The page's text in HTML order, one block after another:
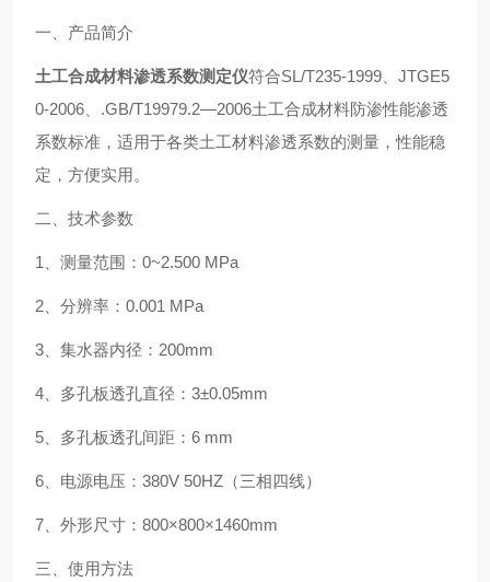
一、产品简介
土工合成材料渗透系数测定仪符合SL/T235-1999
JTGE5
0-2006
.GB/T19979.2—2006土工合成材料防渗性能渗透
系数标准，适用于各类土工材料渗透系数的测量，性能稳
定，方便实用 。
二、技术参数
1 、测量范围： 0~2.500 MPa
2 、分辨率： 0.001 MPa
3 、集水器内径： 200mm
4 、多孔板透孔直径： 3±0.05mm
5 、多孔板透孔间距： 6 mm
6 、电源电压： 380V 50HZ （三相四线）
7 、外形尺寸： 800×800×1460mm
三、使用方法